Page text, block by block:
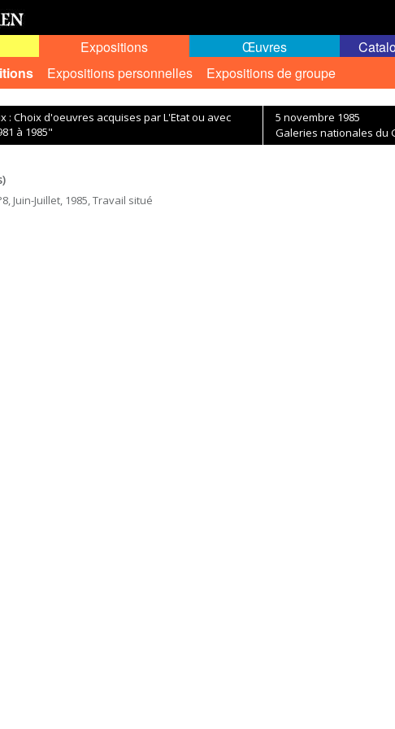
Expositions
Expositions personnelles Expositions de groupe
Œuvres
: Choix d'oeuvres acquises par L'Etat ou avec
à 1985"
5 novembre 1985
Galeries nationales du
Juin-Juillet, 1985, Travail situé